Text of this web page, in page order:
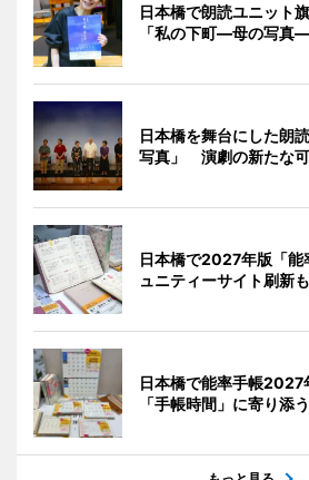
日本橋で朗読ユニット
「私の下町―母の写真
日本橋を舞台にした朗
写真」 演劇の新たな
日本橋で2027年版「
ュニティーサイト刷新も
日本橋で能率手帳
「手帳時間」に寄り添う